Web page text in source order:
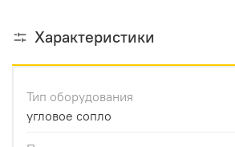
Характеристики
Тип оборудования
угловое сопло